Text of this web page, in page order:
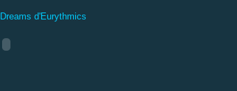
d'Eurythmics